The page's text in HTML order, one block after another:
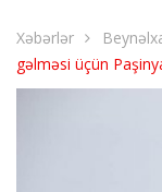
Xəbərlər
gəlməsi üçün